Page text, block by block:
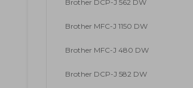
Brother DCP-J 562 DW
Brother MFC-J 1150 DW
Brother MFC-J 480 DW
Brother DCP-J 582 DW